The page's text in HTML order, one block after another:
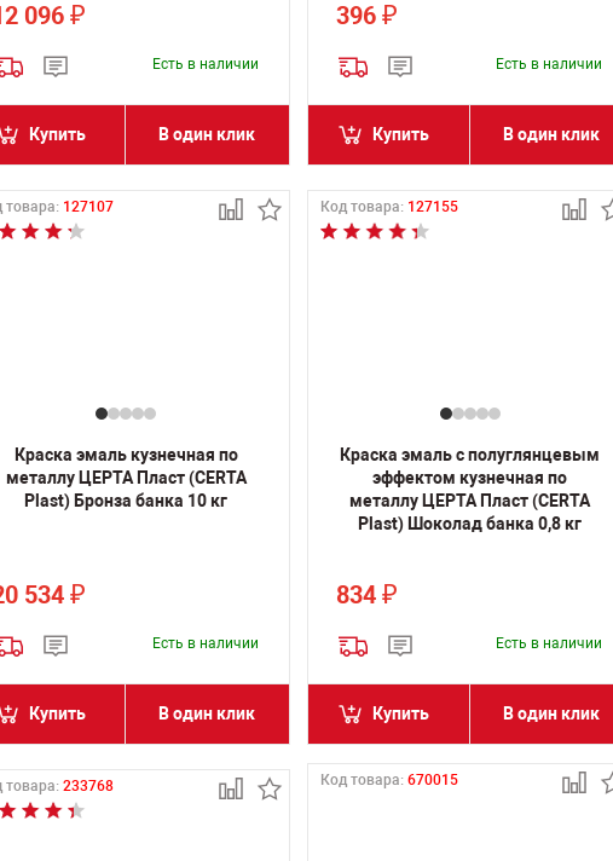
096 ₽
Есть в наличии
Купить В один клик
396 ₽
Есть в наличии
Купить В один клик
товара: 127107
Краска эмаль кузнечная по
металлу ЦЕРТА Пласт (CERTA
Plast) Бронза банка 10 кг
534 ₽
Есть в наличии
Купить В один клик
Код товара: 127155
Краска эмаль с полуглянцевым
эффектом кузнечная по
металлу ЦЕРТА Пласт (CERTA
Plast) Шоколад банка 0,8 кг
834 ₽
Есть в наличии
Купить В один клик
товара: 233768 Код товара: 670015